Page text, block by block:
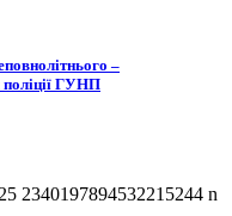
–
поліції ГУНП